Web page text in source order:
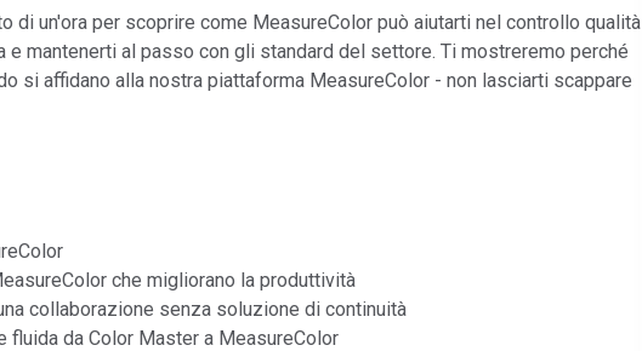
di un'ora per scoprire come MeasureColor può aiutarti nel controllo qualità
e mantenerti al passo con gli standard del settore. Ti mostreremo perché
si affidano alla nostra piattaforma MeasureColor - non lasciarti scappare
che migliorano la produttività
collaborazione senza soluzione di continuità
fluida da Color Master a MeasureColor